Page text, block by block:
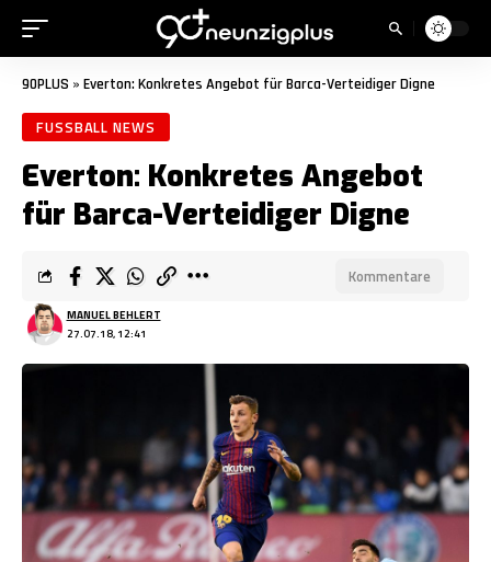
90PLUS » Everton: Konkretes Angebot für Barca-Verteidiger Digne
FUSSBALL NEWS
Everton: Konkretes Angebot
für Barca-Verteidiger Digne
27.07.18, 12:41
MANUEL BEHLERT
Kommentare